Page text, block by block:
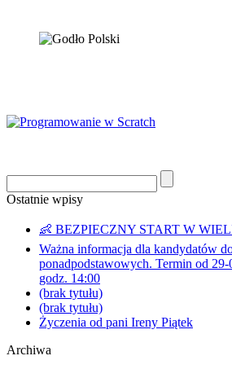
Ostatnie wpisy
👶 BEZPIECZNY START W
Ważna informacja dla kandydatów
ponadpodstawowych. Termin od
godz. 14:00
(brak tytułu)
(brak tytułu)
Życzenia od pani Ireny Piątek
Archiwa